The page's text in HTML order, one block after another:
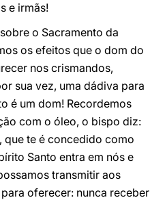
e irmãs!
o Sacramento da
os efeitos que o dom do
nos crismandos,
sua vez, uma dádiva para
é um dom! Recordemos
com o óleo, o bispo diz:
que te é concedido como
Santo entra em nós e
transmitir aos
oferecer: nunca receber